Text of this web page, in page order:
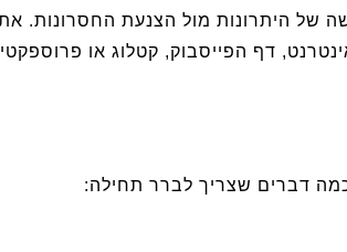
של היתרונות מול הצנעת החסרונות.
דף הפייסבוק, קטלוג או
דברים שצריך לברר תחילה: